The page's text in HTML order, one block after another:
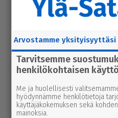
hinko
tel­lään
uutinen6.8.2026 2.55
Elisa parantaa
ja Par­ka­nossa –
ven tekniikka
Arvostamme yksityisyyttäsi
Tarvitsemme
henkilökohtaisen
Me ja huolellisesti
hyödynnämme henkilötietoja
käyttäjäkokemuksen sekä
mainoksia.